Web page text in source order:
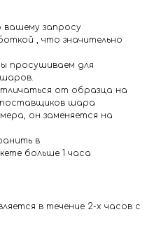
вашему запросу
, что значительно
просушиваем для
от образца на
шара
он заменяется на
в
больше 1 часа
в течение 2-х часов с